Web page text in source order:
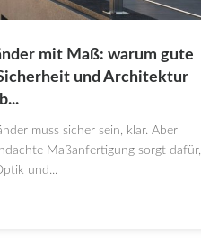
mit Maß: warum gute
und Architektur
muss sicher sein, klar. Aber
Maßanfertigung sorgt dafür,
und...